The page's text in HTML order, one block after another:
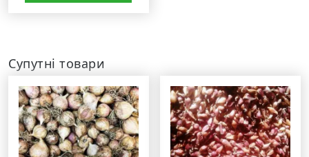
Супутні товари